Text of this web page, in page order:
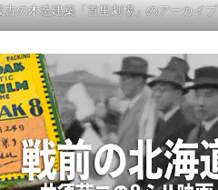
古の木造建築「首里劇場」のアーカイブ